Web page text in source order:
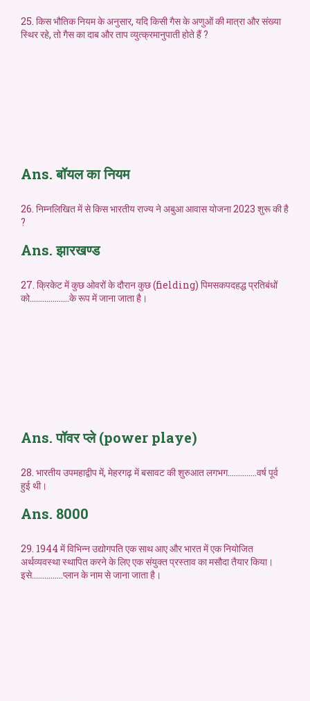
25. किस भौतिक नियम के अनुसार, यदि किसी गैस के अणुओं की मात्रा और संख्या
स्थिर रहे, तो गैस का दाब और ताप व्युत्क्रमानुपाती होते हैं ?
Ans. बॉयल का नियम
26. निम्नलिखित में से किस भारतीय राज्य ने अबुआ आवास योजना 2023 शुरू की है
?
Ans. झारखण्ड
27. क्रिकेट में कुछ ओवरों के दौरान कुछ (fielding) पिमसकपदहद्ध प्रतिबंधों
को……………….के रूप में जाना जाता है।
Ans. पॉवर प्ले (power playe)
28. भारतीय उपमहाद्वीप में, मेहरगढ़ में बसावट की शुरुआत लगभग…………..वर्ष पूर्व
हुई थी।
Ans. 8000
29. 1944 में विभिन्न उद्योगपति एक साथ आए और भारत में एक नियोजित
अर्थव्यवस्था स्थापित करने के लिए एक संयुक्त प्रस्ताव का मसौदा तैयार किया।
इसे……………प्लान के नाम से जाना जाता है।